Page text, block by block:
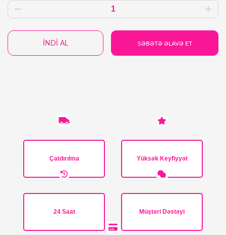
İNDİ AL SƏBƏTƏ ƏLAVƏ ET
Çatdırılma Yüksək Keyfiyyət
24 Saat Müştəri Dəstəyi